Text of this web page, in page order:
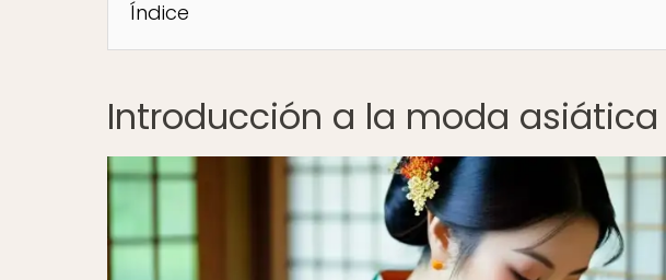
Índice
Introducción a la moda asiática